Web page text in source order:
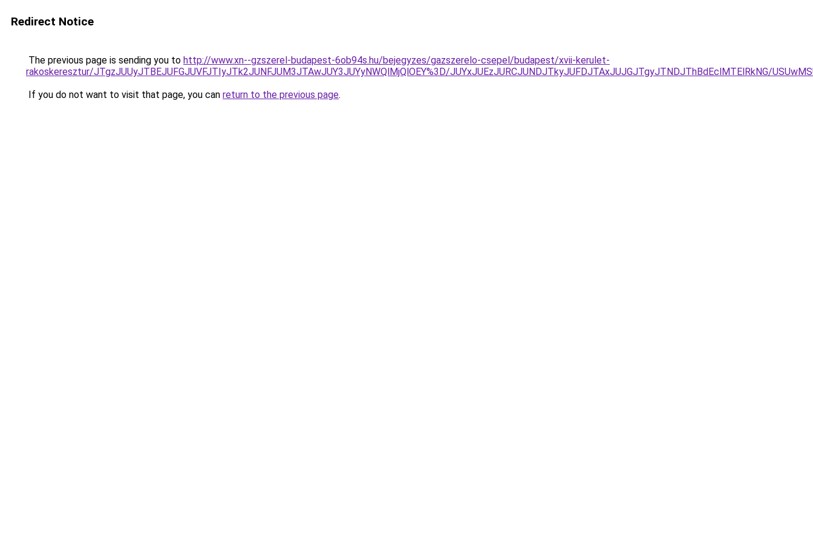
Redirect Notice
The previous page is sending you to http://www.xn--gzszerel-budapest-6ob94s.hu/bejegyzes/gazszerelo-csepel/budapest/xvii-kerulet-
rakoskeresztur/JTgzJUUyJTBEJUFGJUVFJTIyJTk2JUNFJUM3JTAwJUY3JUYyNWQlMjQlOEY%3D/JUYxJUEzJURCJUNDJTkyJUFDJTAxJUJGJTgyJTNDJThBdEclMTElRkNG/
If you do not want to visit that page, you can return to the previous page.